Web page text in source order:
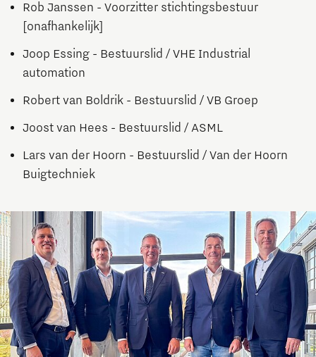
Rob Janssen - Voorzitter stichtingsbestuur
[onafhankelijk]
Joop Essing - Bestuurslid / VHE Industrial
automation
Robert van Boldrik - Bestuurslid / VB Groep
Joost van Hees - Bestuurslid / ASML
Lars van der Hoorn - Bestuurslid / Van der Hoorn
Buigtechniek